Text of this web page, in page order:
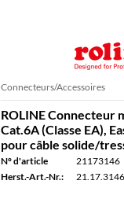
Connecteurs/Accessoires
ROLINE Connecteur
Cat.6A (Classe EA),
pour câble solide/
N° d'article
21173146
Herst.-Art.-Nr.:
21.17.3146